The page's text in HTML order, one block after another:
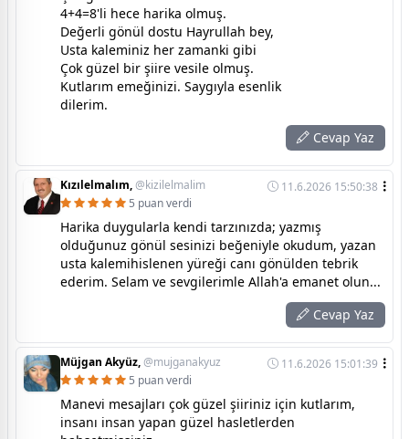
4+4=8'li hece harika olmuş.
Değerli gönül dostu Hayrullah bey,
Usta kaleminiz her zamanki gibi
Çok güzel bir şiire vesile olmuş.
Kutlarım emeğinizi. Saygıyla esenlik
dilerim.
Cevap Yaz
Kızılelmalım,@kizilelmalim
11.6.2026 15:50:38
5 puan verdi
Harika duygularla kendi tarzınızda; yazmış
olduğunuz gönül sesinizi beğeniyle okudum, yazan
usta kalemihislenen yüreği canı gönülden tebrik
ederim. Selam ve sevgilerimle Allah'a emanet olun...
Cevap Yaz
Müjgan Akyüz,@mujganakyuz
11.6.2026 15:01:39
5 puan verdi
Manevi mesajları çok güzel şiiriniz için kutlarım,
insanı insan yapan güzel hasletlerden